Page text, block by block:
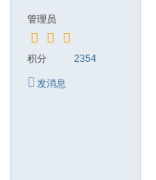
管理员
积分 2354
发消息